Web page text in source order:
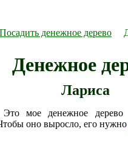
Посадить денежное дерево
Денежное
Лариса
Это мое денежное
оно выросло, его нужно